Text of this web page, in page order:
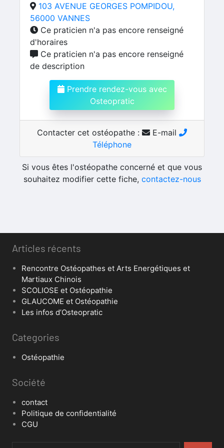
103 AVENUE GEORGES POMPIDOU,
56000 VANNES
Ce praticien n'a pas encore renseigné
d'horaires
Ce praticien n'a pas encore renseigné
de description
Prendre rendez-vous avec
Osteopratic
Contacter cet ostéopathe :
E-mail
Téléphone
Si vous êtes l'ostéopathe concerné et que vous
souhaitez modifier cette fiche, contactez-nous
Articles récents
Rencontre Ostéopathes et Arts Energétiques et
Martiaux Chinois
SCOLIOSE et Ostéopathie
GLAUCOME et Ostéopathie
Les infos d’Osteopratic
Categories
Ostéopathie
Société
contact
Politique de confidentialité
CGU